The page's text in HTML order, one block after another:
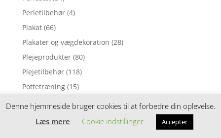
Perletilbehør (4)
Plakat (66)
Plakater og vægdekoration (28)
Plejeprodukter (80)
Plejetilbehør (118)
Pottetræning (15)
Pude
Denne hjemmeside bruger cookies til at forbedre din oplevelse.
Læs mere
Cookie indstillinger Accepter